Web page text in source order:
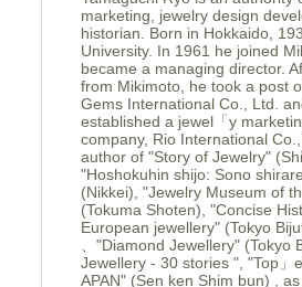
marketing, jewelry design
historian. Born in Hokkaido,
University. In 1961 he joined
became a managing director.
from Mikimoto, he took a post
Gems International Co., Ltd.
established a jewel「y
company, Rio International
author of "Story of Jewelry"
"Hoshokuhin shijo: Sono
(Nikkei), "Jewelry Museum of
(Tokuma Shoten), "Concise
European jewellery" (Tokyo
、"Diamond Jewellery" (Tokyo
Jewellery - 30 stories ", "Top」
APAN" (Sen ken Shim bun) ,